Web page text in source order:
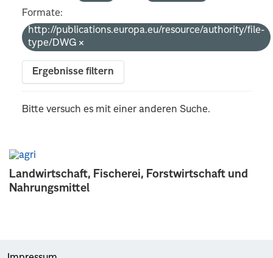
Landwirtschaft, Fischerei, Forstwirtschaft und
Nahrungsmittel
Formate:
http://publications.europa.eu/resource/authority/file-
type/DWG
Ergebnisse filtern
Bitte versuch es mit einer anderen Suche.